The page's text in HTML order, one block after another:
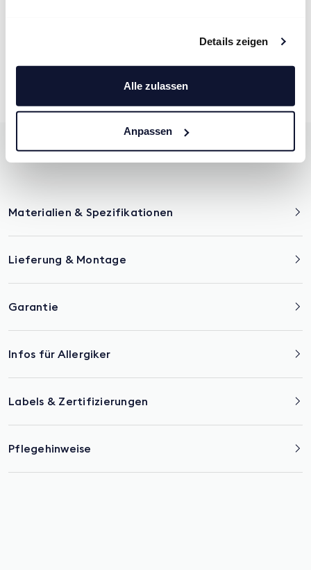
Details zeigen
Alle zulassen
Anpassen
Swisswool-Auflage
EvoPoreHRC-Kern
Materialien & Spezifikationen
Lieferung & Montage
Garantie
Infos für Allergiker
Labels & Zertifizierungen
Pflegehinweise